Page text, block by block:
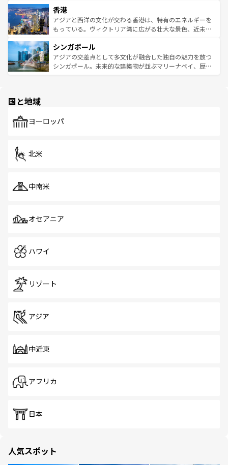
とつ。フォーやバインミー、ベトナムコーヒーなどは、ぜ
ひ現地で味わいたい。どの地域を訪れてもあたたかい人々
が旅行者を迎えてくれるので、きっと忘れられない旅にな
参照してほしい。
の活気が交差している。北部ではチェンマイなどの山岳地
帯で自然と触れ合い、南部ではプーケットやクラビの美し
いビーチでリゾート気分を楽しむことができる。タイ料理
激する。気候は一年中温暖で、どの季節にも異なる楽しみ
が待っている。親しみやすいタイの人々、仏教を中心とし
た文化、そして多様な観光資源が、訪れる旅人を魅了し続
香港
アジアと西洋の文化が交わる香港は、特有のエネルギーを
もっている。ヴィクトリア湾に広がる壮大な景色、近未来
み、どこを訪れても感動するはず。観光スポットが密集し
ており、効率よく見どころを回れるのも魅力。息をのむよ
うな絶景から文化的な体験まで、香港を存分に楽しみ尽く
シンガポール
アジアの交差点として多文化が融合した独自の魅力を放つ
シンガポール。未来的な建築物が並ぶマリーナベイ、歴史
で、ホーカーズは地元の風情を楽しめる外せないスポット
国と地域
ヨーロッパ
北米
中南米
オセアニア
ハワイ
リゾート
アジア
中近東
アフリカ
日本
人気スポット